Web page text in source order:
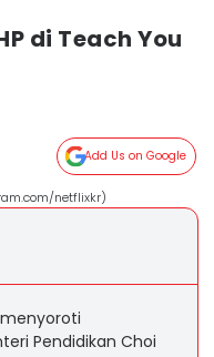
di Teach You
Add Us on Google
netflixkr)
Pendidikan Choi